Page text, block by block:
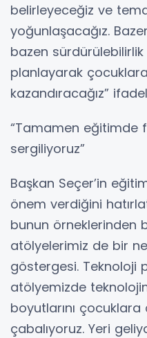
belirleyeceğiz ve
yoğunlaşacağız.
bazen sürdürülebilirlik
planlayarak çocuklara
kazandıracağız”
“Tamamen eğitimde
sergiliyoruz”
Başkan Seçer’in
önem verdiğini
bunun örneklerinden
atölyelerimiz de bir
göstergesi. Teknoloji
atölyemizde
boyutlarını
çabalıyoruz. Yeri